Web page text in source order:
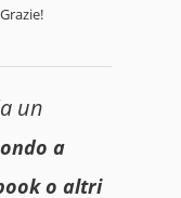
un
a
o altri